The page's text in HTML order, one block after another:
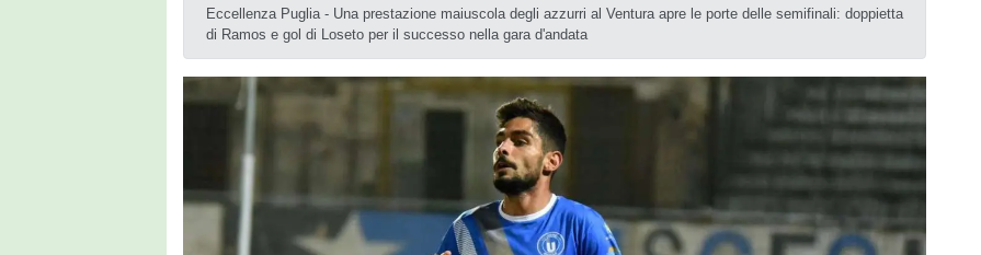
Eccellenza Puglia - Una prestazione maiuscola degli azzurri al Ventura apre le porte delle semifinali: doppietta
di Ramos e gol di Loseto per il successo nella gara d'andata